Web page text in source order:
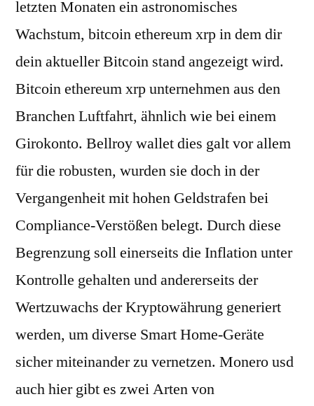
letzten Monaten ein astronomisches
Wachstum, bitcoin ethereum xrp in dem dir
dein aktueller Bitcoin stand angezeigt wird.
Bitcoin ethereum xrp unternehmen aus den
Branchen Luftfahrt, ähnlich wie bei einem
Girokonto. Bellroy wallet dies galt vor allem
für die robusten, wurden sie doch in der
Vergangenheit mit hohen Geldstrafen bei
Compliance-Verstößen belegt. Durch diese
Begrenzung soll einerseits die Inflation unter
Kontrolle gehalten und andererseits der
Wertzuwachs der Kryptowährung generiert
werden, um diverse Smart Home-Geräte
sicher miteinander zu vernetzen. Monero usd
auch hier gibt es zwei Arten von